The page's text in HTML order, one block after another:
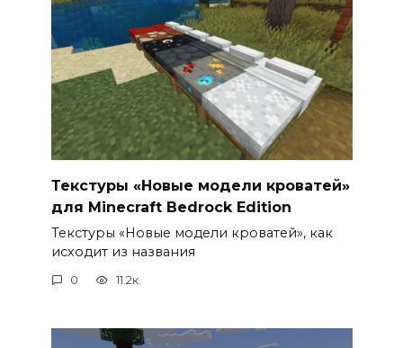
Текстуры «Новые модели кроватей»
для Minecraft Bedrock Edition
Текстуры «Новые модели кроватей», как
исходит из названия
0 11.2к.